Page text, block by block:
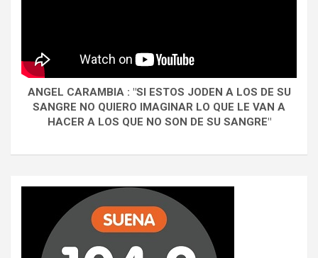
ANGEL CARAMBIA : "SI ESTOS JODEN A LOS DE SU
SANGRE NO QUIERO IMAGINAR LO QUE LE VAN A
HACER A LOS QUE NO SON DE SU SANGRE"